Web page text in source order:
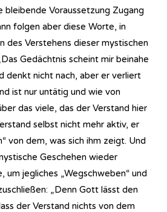
bleibende Voraussetzung Zugang
folgen aber diese Worte, in
des Verstehens dieser mystischen
Gedächtnis scheint mir beinahe
denkt nicht nach, aber er verliert
ist nur untätig und wie von
das viele, das der Verstand hier
selbst nicht mehr aktiv, er
von dem, was sich ihm zeigt. Und
Geschehen wieder
um jegliches „Wegschweben“ und
„Denn Gott lässt den
der Verstand nichts von dem